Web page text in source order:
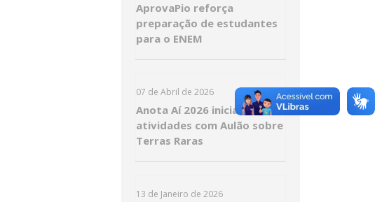
AprovaPio reforça
preparação de estudantes
para o ENEM
07 de Abril de 2026
Anota Aí 2026 inicia
atividades com Aulão sobre
Terras Raras
13 de Janeiro de 2026